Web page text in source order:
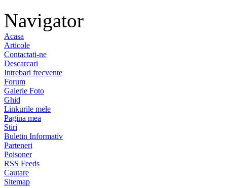
Navigator
Acasa
Articole
Contactati-ne
Descarcari
Intrebari frecvente
Forum
Galerie Foto
Ghid
Linkurile mele
Pagina mea
Stiri
Buletin Informativ
Parteneri
Poisoner
RSS Feeds
Cautare
Sitemap